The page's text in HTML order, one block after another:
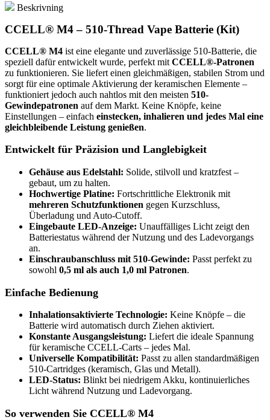
Beskrivning
CCELL® M4 – 510-Thread Vape Batterie (Kit)
CCELL® M4 ist eine elegante und zuverlässige 510-Batterie, die
speziell dafür entwickelt wurde, perfekt mit CCELL®-Patronen
zu funktionieren. Sie liefert einen gleichmäßigen, stabilen Strom und
sorgt für eine optimale Aktivierung der keramischen Elemente –
funktioniert jedoch auch nahtlos mit den meisten 510-
Gewindepatronen auf dem Markt. Keine Knöpfe, keine
Einstellungen – einfach einstecken, inhalieren und jedes Mal eine
gleichbleibende Leistung genießen.
Entwickelt für Präzision und Langlebigkeit
Gehäuse aus Edelstahl: Solide, stilvoll und kratzfest –
gebaut, um zu halten.
Hochwertige Platine: Fortschrittliche Elektronik mit
mehreren Schutzfunktionen gegen Kurzschluss,
Überladung und Auto-Cutoff.
Eingebaute LED-Anzeige: Unauffälliges Licht zeigt den
Batteriestatus während der Nutzung und des Ladevorgangs
an.
Einschraubanschluss mit 510-Gewinde: Passt perfekt zu
sowohl 0,5 ml als auch 1,0 ml Patronen.
Einfache Bedienung
Inhalationsaktivierte Technologie: Keine Knöpfe – die
Batterie wird automatisch durch Ziehen aktiviert.
Konstante Ausgangsleistung: Liefert die ideale Spannung
für keramische CCELL-Carts – jedes Mal.
Universelle Kompatibilität: Passt zu allen standardmäßigen
510-Cartridges (keramisch, Glas und Metall).
LED-Status: Blinkt bei niedrigem Akku, kontinuierliches
Licht während Nutzung und Ladevorgang.
So verwenden Sie CCELL® M4